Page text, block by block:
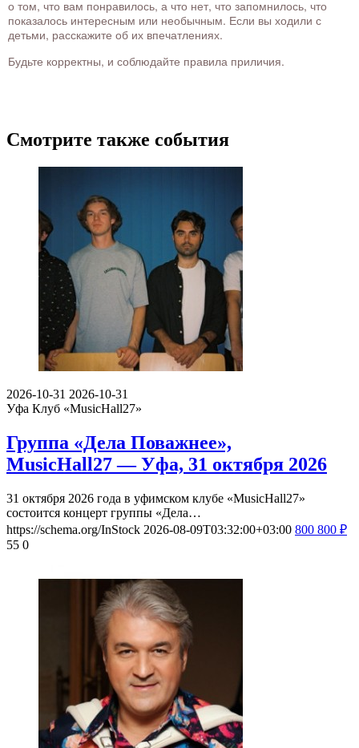
о том, что вам понравилось, а что нет, что запомнилось, что
показалось интересным или необычным. Если вы ходили с
детьми, расскажите об их впечатлениях.
Будьте корректны, и соблюдайте правила приличия.
Смотрите также события
2026-10-31 2026-10-31
Уфа Клуб «MusicHall27»
Группа «Дела Поважнее»,
MusicHall27 — Уфа, 31 октября 2026
31 октября 2026 года в уфимском клубе «MusicHall27»
состоится концерт группы «Дела…
https://schema.org/InStock 2026-08-09T03:32:00+03:00 800 800 ₽
55 0